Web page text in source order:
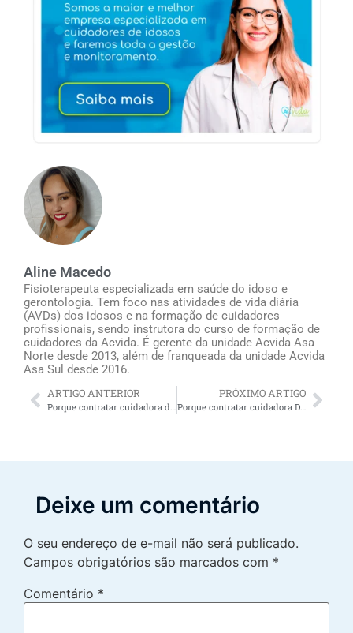
Aline Macedo
Fisioterapeuta especializada em saúde do idoso e
gerontologia. Tem foco nas atividades de vida diária
(AVDs) dos idosos e na formação de cuidadores
profissionais, sendo instrutora do curso de formação de
cuidadores da Acvida. É gerente da unidade Acvida Asa
Norte desde 2013, além de franqueada da unidade Acvida
Asa Sul desde 2016.
ARTIGO ANTERIOR
Porque contratar cuidadora de pessoas oferece alívio para os familiares do idoso
PRÓXIMO ARTIGO
Porque contratar cuidadora DF oferece alívio para os familiares do idoso
Deixe um comentário
O seu endereço de e-mail não será publicado.
Campos obrigatórios são marcados com *
Comentário *